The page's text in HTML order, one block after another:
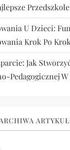
U Dzieci:
Krok Po
Jak
Pedagogicznej W